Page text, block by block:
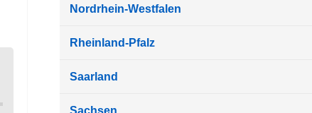
Nordrhein-Westfalen
Rheinland-Pfalz
Saarland
Sachsen